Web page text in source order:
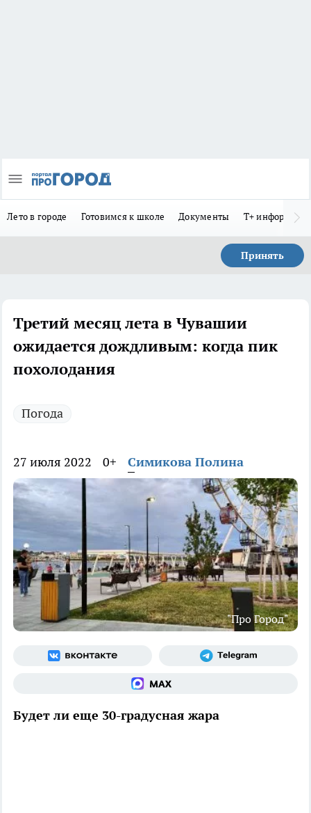
Лето в городе Готовимся к школе Документы Т+
Принять
Третий месяц лета в Чувашии
ожидается дождливым: когда пик
похолодания
Погода
27 июля 2022 0+ Симикова Полина
"Про Город"
Будет ли еще 30-градусная жара